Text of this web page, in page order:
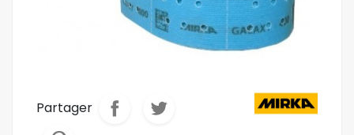
Partager